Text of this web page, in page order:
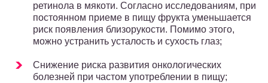
ретинола в мякоти. Согласно исследованиям, при
постоянном приеме в пищу фрукта уменьшается
риск появления близорукости. Помимо этого,
можно устранить усталость и сухость глаз;
Снижение риска развития онкологических
болезней при частом употреблении в пищу;